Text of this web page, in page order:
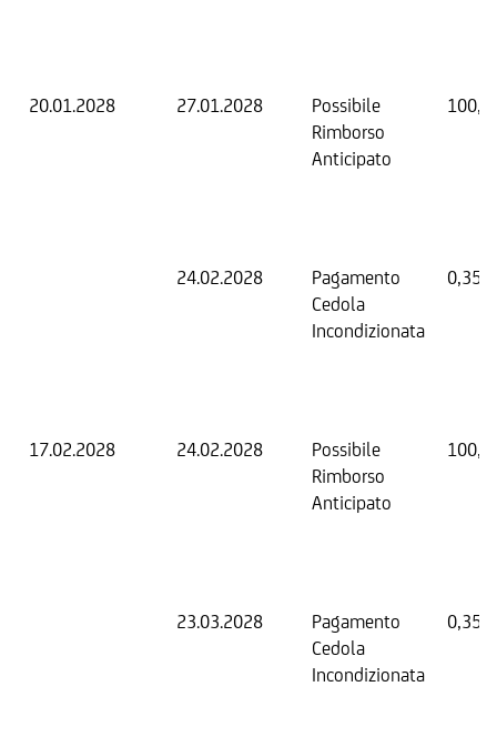
20.01.2028 27.01.2028
Possibile
Rimborso
Anticipato
24.02.2028
Pagamento
Cedola
Incondizionata
0,35
17.02.2028 24.02.2028
Possibile
Rimborso
Anticipato
23.03.2028
Pagamento
Cedola
Incondizionata
0,35